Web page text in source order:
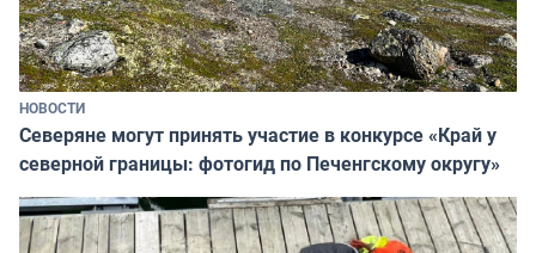
НОВОСТИ
Северяне могут принять участие в конкурсе «Край у
северной границы: фотогид по Печенгскому округу»